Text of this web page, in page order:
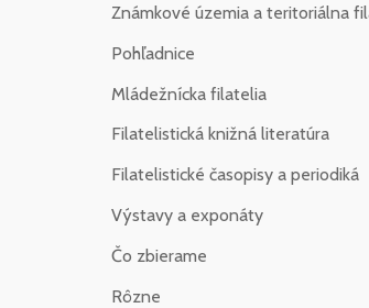
Známkové územia a teritoriálna
Pohľadnice
Mládežnícka filatelia
Filatelistická knižná literatúra
Filatelistické časopisy a periodiká
Výstavy a exponáty
Čo zbierame
Rôzne